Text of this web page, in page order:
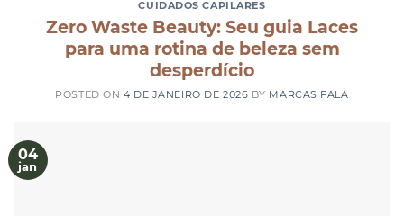
CUIDADOS CAPILARES
Zero Waste Beauty: Seu guia Laces
para uma rotina de beleza sem
desperdício
POSTED ON 4 DE JANEIRO DE 2026 BY MARCAS FALA
04
jan